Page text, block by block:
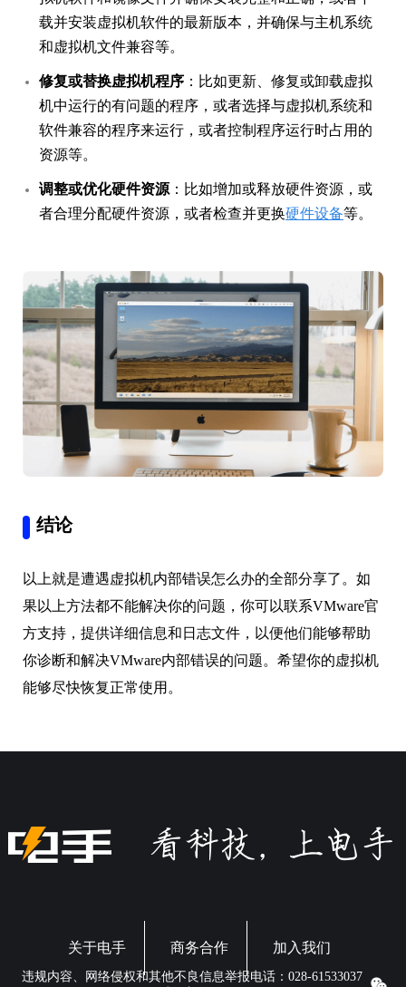
载并安装虚拟机软件的最新版本，并确保与主机系统
和虚拟机文件兼容等。
修复或替换虚拟机程序 ：比如更新、修复或卸载虚拟
机中运行的有问题的程序，或者选择与虚拟机系统和
软件兼容的程序来运行，或者控制程序运行时占用的
资源等。
调整或优化硬件资源 ：比如增加或释放硬件资源，或
者合理分配硬件资源，或者检查并更换硬件设备等。
结论
以上就是遭遇虚拟机内部错误怎么办的全部分享了。如
果以上方法都不能解决你的问题，你可以联系VMware官
方支持，提供详细信息和日志文件，以便他们能够帮助
你诊断和解决VMware内部错误的问题。希望你的虚拟机
能够尽快恢复正常使用。
关于电手 商务合作 加入我们
违规内容、网络侵权和其他不良信息举报电话：028-61533037